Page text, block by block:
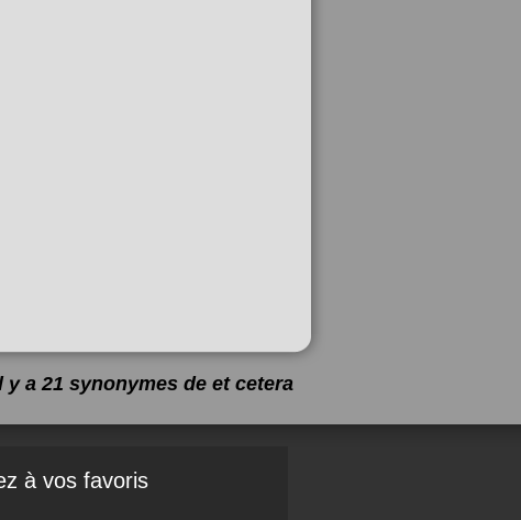
y a 21 synonymes de et cetera
à vos favoris